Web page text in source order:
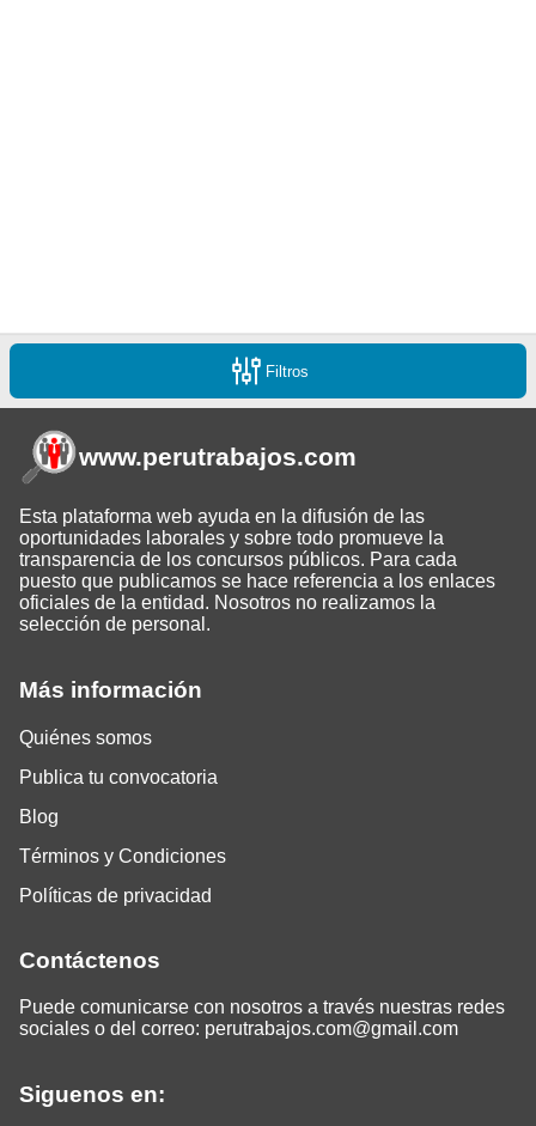
Filtros
Más información
Quiénes somos
Publica tu convocatoria
Blog
Términos y Condiciones
Políticas de privacidad
Contáctenos
Puede comunicarse con nosotros a través nuestras redes
sociales o del correo: perutrabajos.com@gmail.com
Siguenos en:
www.perutrabajos.com
Esta plataforma web ayuda en la difusión de las
oportunidades laborales y sobre todo promueve la
transparencia de los concursos públicos. Para cada
puesto que publicamos se hace referencia a los enlaces
oficiales de la entidad. Nosotros no realizamos la
selección de personal.